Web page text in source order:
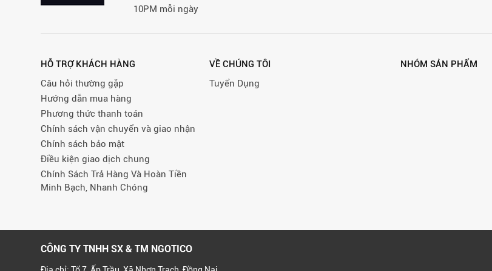
10PM mỗi ngày
HỖ TRỢ KHÁCH HÀNG
Câu hỏi thường gặp
Hướng dẫn mua hàng
Phương thức thanh toán
Chính sách vận chuyển và giao nhận
Chính sách bảo mật
Điều kiện giao dịch chung
Chính Sách Trả Hàng Và Hoàn Tiền
Minh Bạch, Nhanh Chóng
VỀ CHÚNG TÔI
Tuyển Dụng
NHÓM SẢN PHẨM
CÔNG TY TNHH SX & TM NGOTICO